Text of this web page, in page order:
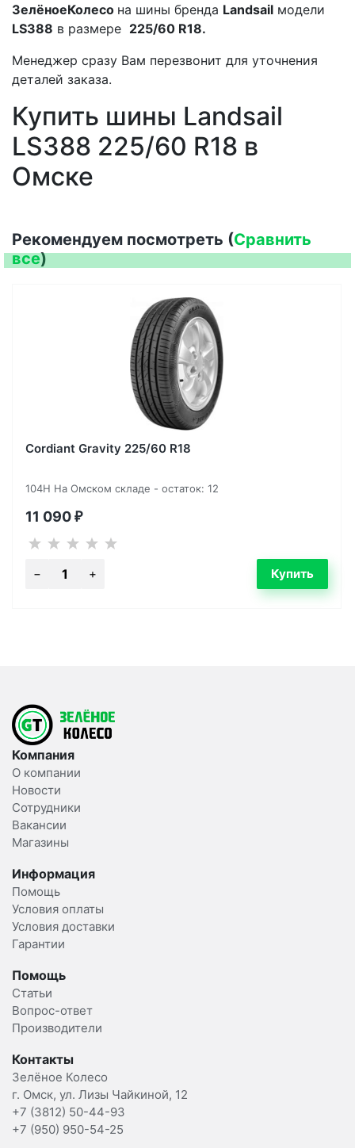
ЗелёноеКолесо на шины бренда Landsail модели
LS388 в размере 225/60 R18.
Менеджер сразу Вам перезвонит для уточнения
деталей заказа.
Купить шины Landsail
LS388 225/60 R18 в
Омске
Рекомендуем посмотреть (Сравнить
все)
Cordiant Gravity 225/60 R18
104H На Омском складе - остаток: 12
11 090 ₽
Компания
О компании
Новости
Сотрудники
Вакансии
Магазины
Информация
Помощь
Условия оплаты
Условия доставки
Гарантии
Помощь
Статьи
Вопрос-ответ
Производители
Контакты
Зелёное Колесо
г. Омск, ул. Лизы Чайкиной, 12
+7 (3812) 50-44-93
+7 (950) 950-54-25